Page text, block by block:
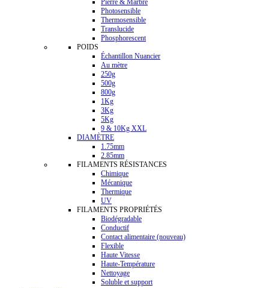
Pierre & Marbre
Photosensible
Thermosensible
Translucide
Phosphorescent
POIDS
Échantillon Nuancier
Au mètre
250g
500g
800g
1Kg
3Kg
5Kg
9 & 10Kg XXL
DIAMÈTRE
1.75mm
2.85mm
FILAMENTS RÉSISTANCES
Chimique
Mécanique
Thermique
UV
FILAMENTS PROPRIÉTÉS
Biodégradable
Conductif
Contact alimentaire (nouveau)
Flexible
Haute Vitesse
Haute-Température
Nettoyage
Soluble et support